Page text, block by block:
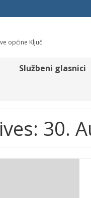
općine Ključ
Službeni glasnici
30.